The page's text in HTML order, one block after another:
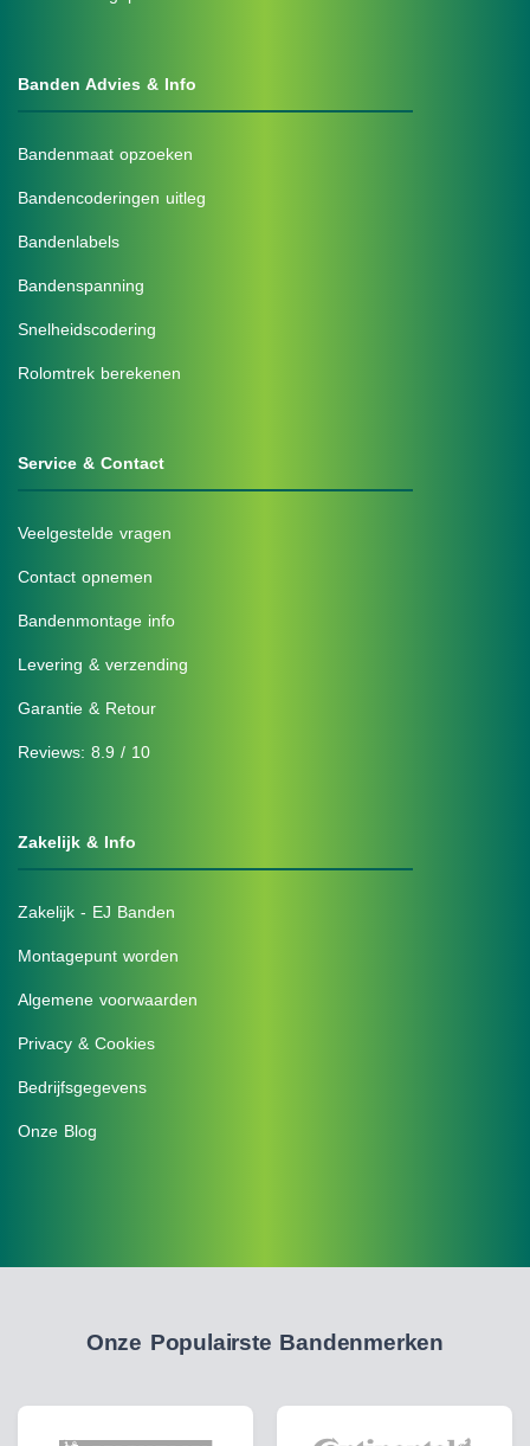
Banden Advies & Info
Bandenmaat opzoeken
Bandencoderingen uitleg
Bandenlabels
Bandenspanning
Snelheidscodering
Rolomtrek berekenen
Service & Contact
Veelgestelde vragen
Contact opnemen
Bandenmontage info
Levering & verzending
Garantie & Retour
Reviews: 8.9 / 10
Zakelijk & Info
Zakelijk - EJ Banden
Montagepunt worden
Algemene voorwaarden
Privacy & Cookies
Bedrijfsgegevens
Onze Blog
Onze Populairste Bandenmerken